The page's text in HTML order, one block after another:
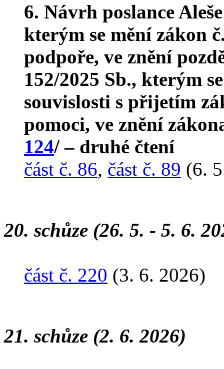
6. Návrh poslance
kterým se mění zákon
podpoře, ve znění
152/2025 Sb., kterým
souvislosti s přijetím
pomoci, ve znění
124/ – druhé čtení
část č. 86, část č. 89 (6.
20. schůze (26. 5. - 5. 6.
část č. 220 (3. 6. 2026)
21. schůze (2. 6. 2026)